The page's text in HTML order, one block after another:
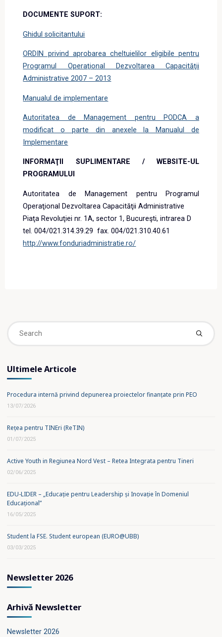
DOCUMENTE SUPORT:
Ghidul solicitantului
ORDIN privind aprobarea cheltuielilor eligibile pentru
Programul Operaţional Dezvoltarea Capacităţii
Administrative 2007 – 2013
Manualul de implementare
Autoritatea de Management pentru PODCA a
modificat o parte din anexele la Manualul de
Implementare
INFORMAŢII SUPLIMENTARE / WEBSITE-UL
PROGRAMULUI
Autoritatea de Management pentru Programul
Operaţional Dezvoltarea Capacităţii Administrative
Piaţa Revoluţiei nr. 1A, sector 1, Bucureşti, intrarea D
tel. 004/021.314.39.29 fax. 004/021.310.40.61
http://www.fonduriadministratie.ro/
Ultimele Articole
Procedura internă privind depunerea proiectelor finanțate prin PEO
13/07/2026
Rețea pentru TINEri (ReTIN)
01/07/2025
Active Youth in Regiunea Nord Vest – Retea Integrata pentru Tineri
02/06/2025
EDU-LIDER – „Educație pentru Leadership și Inovație în Domeniul
Educațional”
16/05/2025
Student la FSE. Student european (EURO@UBB)
03/03/2025
Newsletter 2026
Arhivă Newsletter
Newsletter 2026